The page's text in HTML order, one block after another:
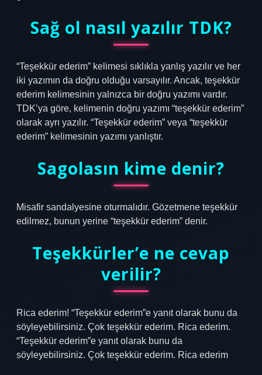
Sağ ol nasıl yazılır TDK?
“Teşekkür ederim” kelimesi sıklıkla yanlış yazılır ve her
iki yazımın da doğru olduğu varsayılır. Ancak, teşekkür
ederim kelimesinin yalnızca bir doğru yazımı vardır.
TDK’ya göre, kelimenin doğru yazımı “teşekkür ederim”
olarak ayrı yazılır. “Teşekkür ederim” veya “teşekkür
ederim” kelimesinin yazımı yanlıştır.
Sagolasın kime denir?
Misafir sandalyesine oturmalıdır. Gözetmene teşekkür
edilmez, bunun yerine “teşekkür ederim” denir.
Teşekkürler’e ne cevap
verilir?
Rica ederim! “Teşekkür ederim”e yanıt olarak bunu da
söyleyebilirsiniz. Çok teşekkür ederim. Rica ederim.
“Teşekkür ederim”e yanıt olarak bunu da
söyleyebilirsiniz. Çok teşekkür ederim. Rica ederim